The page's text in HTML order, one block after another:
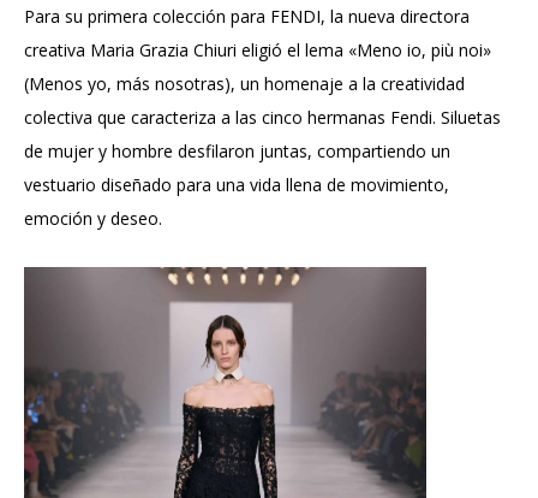
Para su primera colección para FENDI, la nueva directora
creativa Maria Grazia Chiuri eligió el lema «Meno io, più noi»
(Menos yo, más nosotras), un homenaje a la creatividad
colectiva que caracteriza a las cinco hermanas Fendi. Siluetas
de mujer y hombre desfilaron juntas, compartiendo un
vestuario diseñado para una vida llena de movimiento,
emoción y deseo.